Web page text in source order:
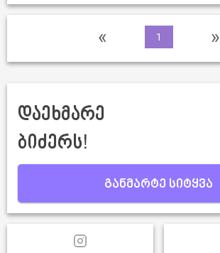
« 1 »
დაეხმარე
ბიძერს!
განმარტე სიტყვა